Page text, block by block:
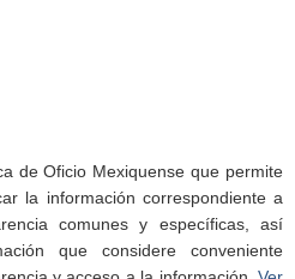
de Oficio Mexiquense que permite
la información correspondiente a
comunes y específicas, así
que considere conveniente